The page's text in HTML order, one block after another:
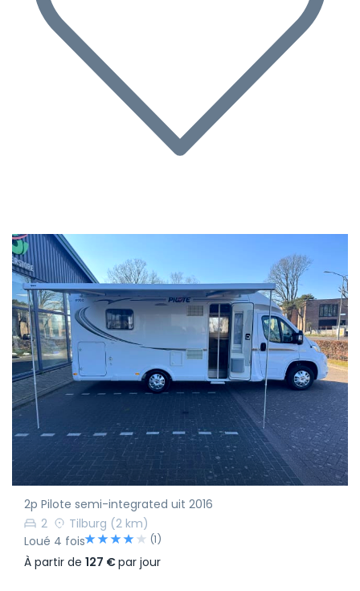
2p Pilote semi-integrated uit 2016
2
Tilburg (2 km)
Loué 4 fois
(1)
À partir de 127 €par jour